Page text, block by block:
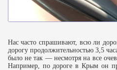
Нас часто спрашивают, всю ли
дорогу продолжительностью 3,5
было не так — несмотря на все
Например, по дороге в Крым он